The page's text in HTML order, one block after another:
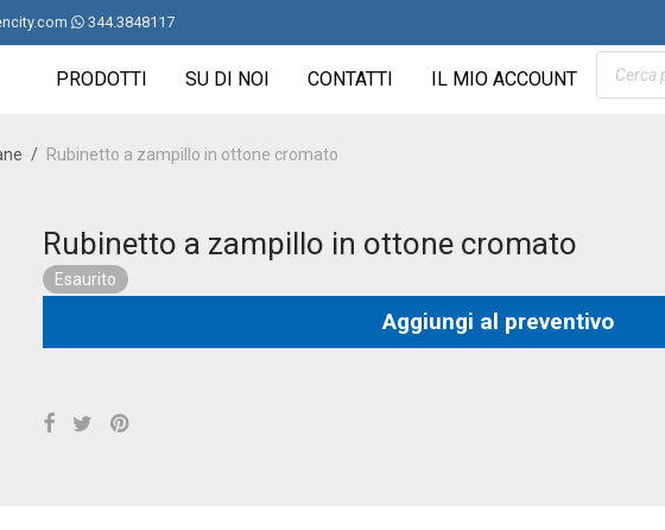
344.3848117
PRODOTTI SU DI NOI CONTATTI IL MIO ACCOUNT
Products
search
/ Rubinetto a zampillo in ottone cromato
Rubinetto a zampillo in ottone cromato
Esaurito
Aggiungi al preventivo